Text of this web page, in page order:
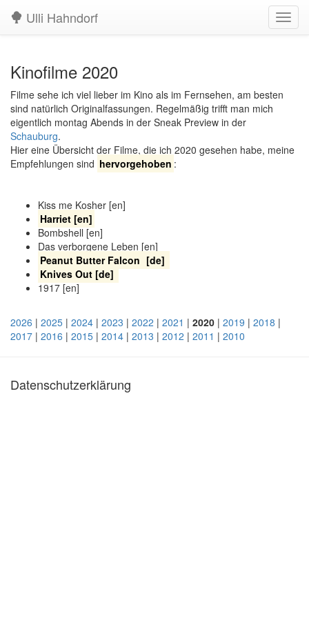
Ulli Hahndorf
Kinofilme 2020
Filme sehe ich viel lieber im Kino als im Fernsehen, am besten
sind natürlich Originalfassungen. Regelmäßig trifft man mich
eigentlich montag Abends in der Sneak Preview in der
Schauburg.
Hier eine Übersicht der Filme, die ich 2020 gesehen habe, meine
Empfehlungen sind hervorgehoben :
Kiss me Kosher [en]
Harriet [en]
Bombshell [en]
Das verborgene Leben [en]
Peanut Butter Falcon [de]
Knives Out [de]
1917 [en]
2026 | 2025 | 2024 | 2023 | 2022 | 2021 | 2020 | 2019 | 2018 |
2017 | 2016 | 2015 | 2014 | 2013 | 2012 | 2011 | 2010
Datenschutzerklärung